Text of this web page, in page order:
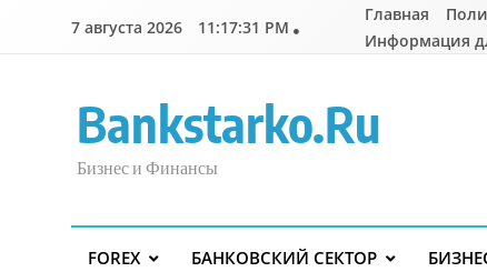
7 августа 2026 11:17:32 PM
Главная
Информация
Bankstarko.ru
Бизнес и Финансы
FOREX БАНКОВСКИЙ СЕКТОР